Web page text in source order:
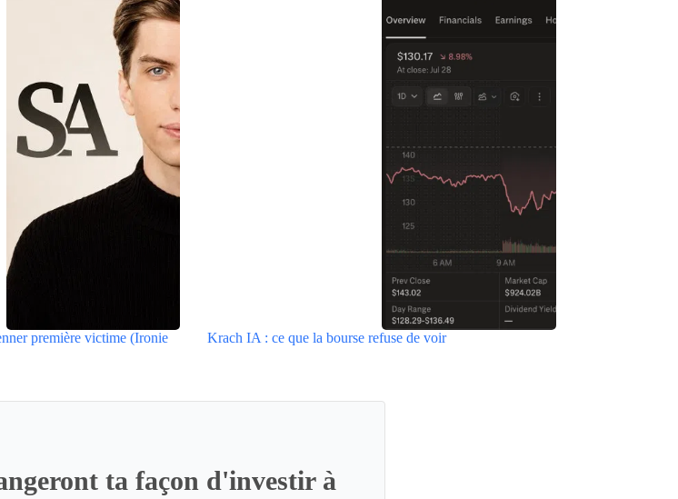
première victime (Ironie
Krach IA : ce que la bourse refuse de voir
ta façon d'investir à